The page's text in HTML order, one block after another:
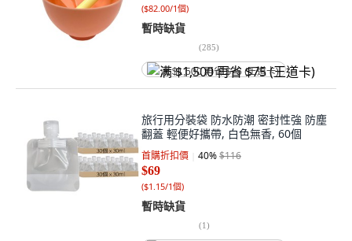
($82.00/1個)
暫時缺貨
(285)
满 $1,500 再省 $75 (王道卡)
旅行用分裝袋 防水防潮 密封性強 防塵
翻蓋 輕便好攜帶, 白色無香, 60個
首購折扣價 40%$116
$69
($1.15/1個)
暫時缺貨
(1)